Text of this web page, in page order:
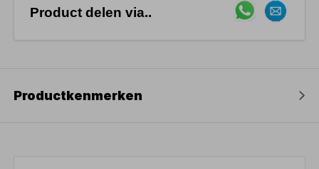
Product delen via..
Productkenmerken